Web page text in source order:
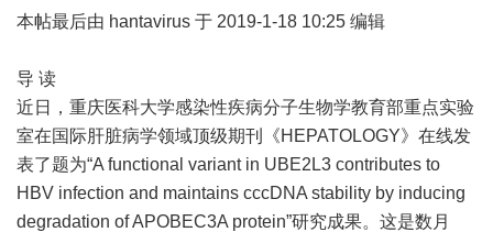
本帖最后由 hantavirus 于 2019-1-18 10:25 编辑
导 读
近日，重庆医科大学感染性疾病分子生物学教育部重点实验
室在国际肝脏病学领域顶级期刊《HEPATOLOGY》在线发
表了题为“A functional variant in UBE2L3 contributes to
HBV infection and maintains cccDNA stability by inducing
degradation of APOBEC3A protein”研究成果。这是数月